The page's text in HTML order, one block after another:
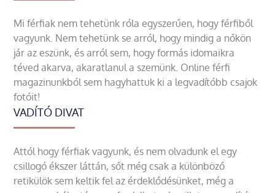
Mi férfiak nem tehetünk róla egyszerűen, hogy férfiből
vagyunk. Nem tehetünk se arról, hogy mindig a nőkön
jár az eszünk, és arról sem, hogy formás idomaikra
téved akarva, akaratlanul a szemünk. Online férfi
magazinunkból sem hagyhattuk ki a legvadítóbb csajok
fotóit!
VADÍTÓ DIVAT
Attól hogy férfiak vagyunk, és nem olvadunk el egy
csillogó ékszer láttán, sőt még csak a különböző
retikülök sem keltik fel az érdeklődésünket, még a